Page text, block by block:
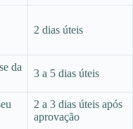
2 dias úteis
da
3 a 5 dias úteis
2 a 3 dias úteis após
aprovação